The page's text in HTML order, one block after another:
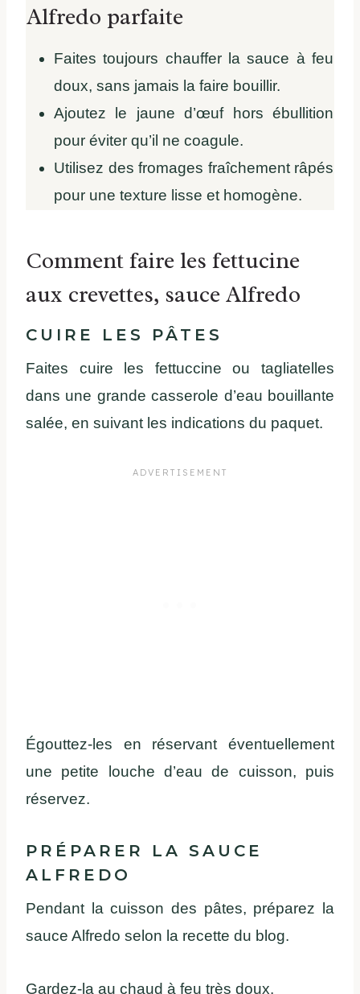
Alfredo parfaite
Faites toujours chauffer la sauce à feu
doux, sans jamais la faire bouillir.
Ajoutez le jaune d’œuf hors ébullition
pour éviter qu’il ne coagule.
Utilisez des fromages fraîchement râpés
pour une texture lisse et homogène.
Comment faire les fettucine
aux crevettes, sauce Alfredo
CUIRE LES PÂTES
Faites cuire les fettuccine ou tagliatelles
dans une grande casserole d’eau bouillante
salée, en suivant les indications du paquet.
Égouttez-les en réservant éventuellement
une petite louche d’eau de cuisson, puis
réservez.
PRÉPARER LA SAUCE
ALFREDO
Pendant la cuisson des pâtes, préparez la
sauce Alfredo selon la recette du blog.
Gardez-la au chaud à feu très doux.